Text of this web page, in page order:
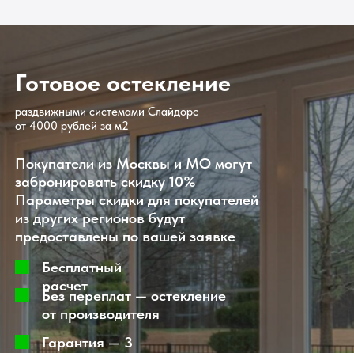
Максимальная ширина конструкции
6,5 м
Готовое остекление
раздвижными системами Слайдорс
от 4000 рублей за м2